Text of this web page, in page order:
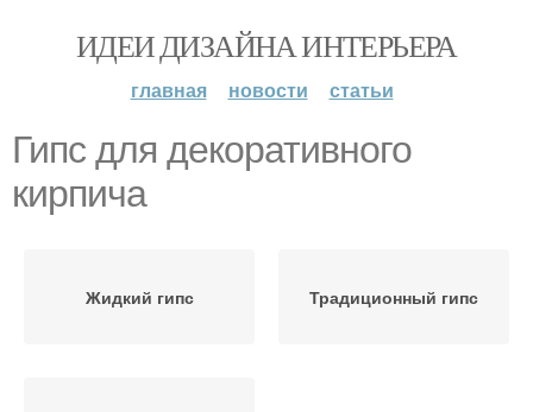
ИДЕИ ДИЗАЙНА ИНТЕРЬЕРА
главная новости статьи
Гипс для декоративного
кирпича
Жидкий гипс Традиционный гипс